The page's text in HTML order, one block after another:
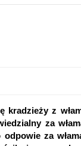
kradzieży z
za
za